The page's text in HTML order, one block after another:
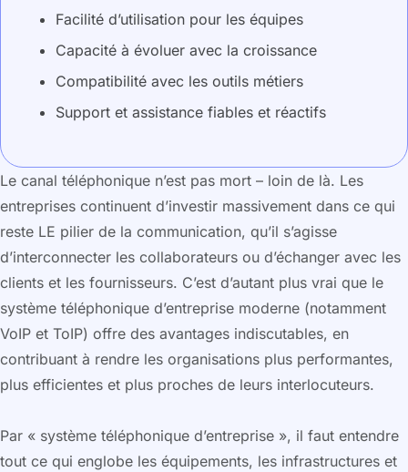
Facilité d’utilisation pour les équipes
Capacité à évoluer avec la croissance
Compatibilité avec les outils métiers
Support et assistance fiables et réactifs
Le canal téléphonique n’est pas mort – loin de là. Les
entreprises continuent d’investir massivement dans ce qui
reste LE pilier de la communication, qu’il s’agisse
d’interconnecter les collaborateurs ou d’échanger avec les
clients et les fournisseurs. C’est d’autant plus vrai que le
système téléphonique d’entreprise moderne (notamment
VoIP et ToIP) offre des avantages indiscutables, en
contribuant à rendre les organisations plus performantes,
plus efficientes et plus proches de leurs interlocuteurs.
Par « système téléphonique d’entreprise », il faut entendre
tout ce qui englobe les équipements, les infrastructures et